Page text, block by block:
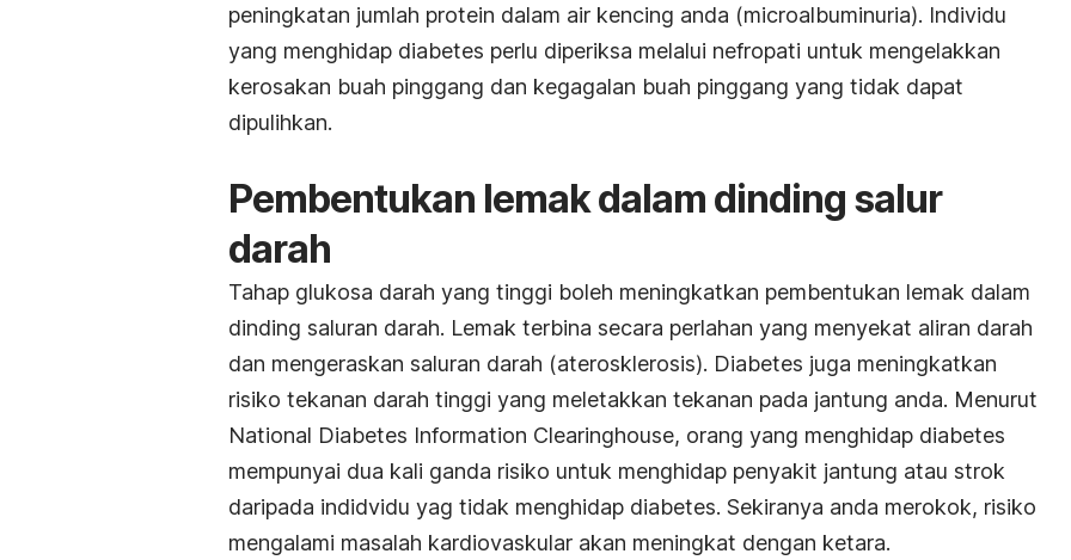
peningkatan jumlah protein dalam air kencing anda (microalbuminuria). Individu
yang menghidap diabetes perlu diperiksa melalui nefropati untuk mengelakkan
kerosakan buah pinggang dan kegagalan buah pinggang yang tidak dapat
dipulihkan.
Pembentukan lemak dalam dinding salur
darah
Tahap glukosa darah yang tinggi boleh meningkatkan pembentukan lemak dalam
dinding saluran darah. Lemak terbina secara perlahan yang menyekat aliran darah
dan mengeraskan saluran darah (aterosklerosis). Diabetes juga meningkatkan
risiko tekanan darah tinggi yang meletakkan tekanan pada jantung anda. Menurut
National Diabetes Information Clearinghouse, orang yang menghidap diabetes
mempunyai dua kali ganda risiko untuk menghidap penyakit jantung atau strok
daripada indidvidu yag tidak menghidap diabetes. Sekiranya anda merokok, risiko
mengalami masalah kardiovaskular akan meningkat dengan ketara.